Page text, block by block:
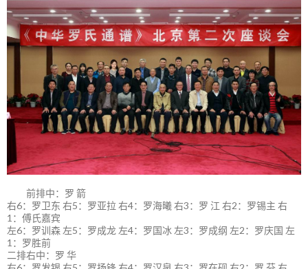
前排中：罗 箭
右6：罗卫东 右5：罗亚拉 右4：罗海曦 右3：罗 江 右2：罗锡主 右
1：傅氏嘉宾
左6：罗训森 左5：罗成龙 左4：罗国冰 左3：罗成纲 左2：罗庆国 左
1：罗胜前
二排右中：罗 华